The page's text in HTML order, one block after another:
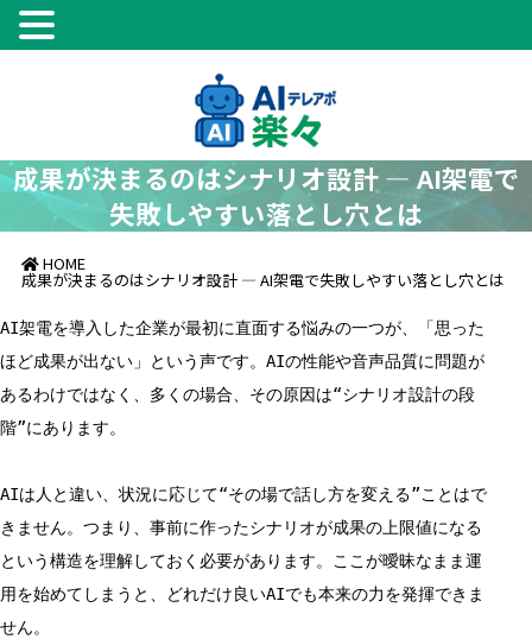
成果が決まるのはシナリオ設計 ― AI架電で
失敗しやすい落とし穴とは
HOME
成果が決まるのはシナリオ設計 ― AI架電で失敗しやすい落とし穴とは
AI架電を導入した企業が最初に直面する悩みの一つが、「思った
ほど成果が出ない」という声です。AIの性能や音声品質に問題が
あるわけではなく、多くの場合、その原因は“シナリオ設計の段
階”にあります。
AIは人と違い、状況に応じて“その場で話し方を変える”ことはで
きません。つまり、事前に作ったシナリオが成果の上限値になる
という構造を理解しておく必要があります。ここが曖昧なまま運
用を始めてしまうと、どれだけ良いAIでも本来の力を発揮できま
せん。